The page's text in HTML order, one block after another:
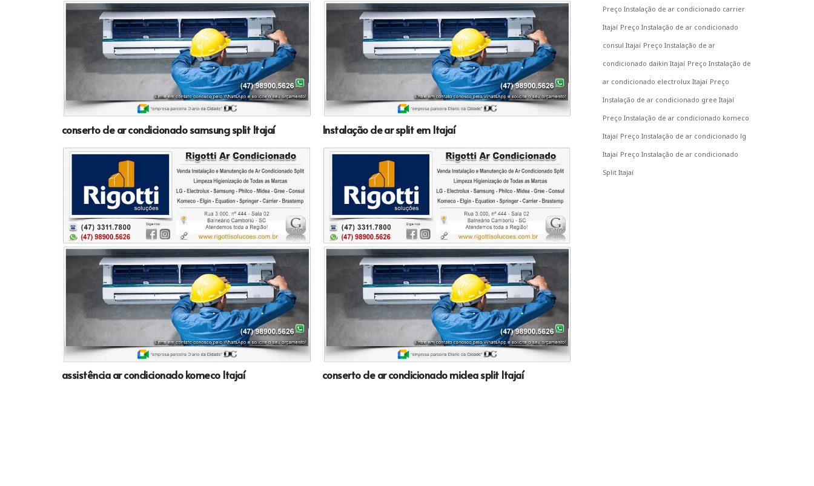
conserto de ar condicionado samsung split Itajaí Instalação de ar split em Itajaí
assistência ar condicionado komeco Itajaí conserto de ar condicionado midea split Itajaí
Preço Instalação de ar condicionado carrier
Itajaí Preço Instalação de ar condicionado
consul Itajaí Preço Instalação de ar
condicionado daikin Itajaí Preço Instalação de
ar condicionado electrolux Itajaí Preço
Instalação de ar condicionado gree Itajaí
Preço Instalação de ar condicionado komeco
Itajaí Preço Instalação de ar condicionado lg
Itajaí Preço Instalação de ar condicionado
Split Itajaí